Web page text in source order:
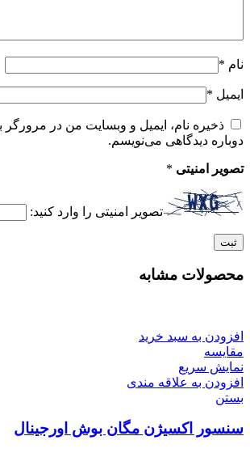
نام *
ایمیل *
ذخیره نام، ایمیل و وبسایت من در مرورگر
دوباره دیدگاهی می‌نویسم.
تصویر امنیتی *
تصویر امنیتی را وارد کنید:
محصولات مشابه
افزودن به سبد خرید
مقایسه
نمایش سریع
افزودن به علاقه مندی
بستن
سنسور اکسیژن مگان بوش اورجینال